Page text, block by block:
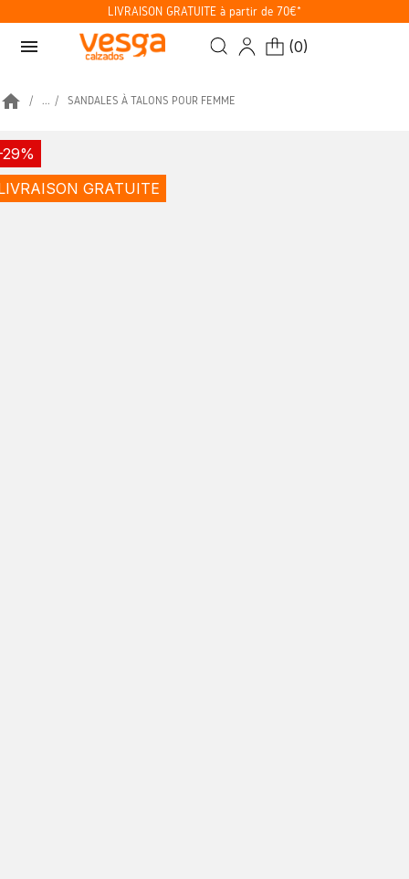
LIVRAISON GRATUITE à partir de 70€*
menu (0)
home ... SANDALES À TALONS POUR FEMME
GRATUITE